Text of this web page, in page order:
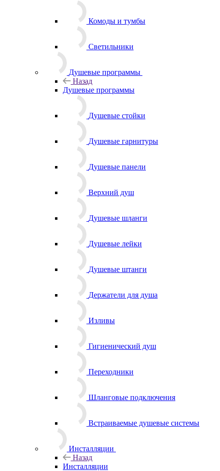
Комоды и тумбы
Светильники
Душевые программы
Назад
Душевые программы
Душевые стойки
Душевые гарнитуры
Душевые панели
Верхний душ
Душевые шланги
Душевые лейки
Душевые штанги
Держатели для душа
Изливы
Гигиенический душ
Переходники
Шланговые подключения
Встраиваемые душевые системы
Инсталляции
Назад
Инсталляции